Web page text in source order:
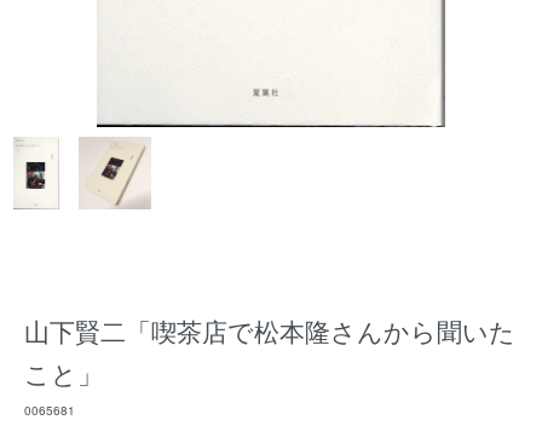
山下賢二「喫茶店で松本隆さんから聞いた
こと」
0065681